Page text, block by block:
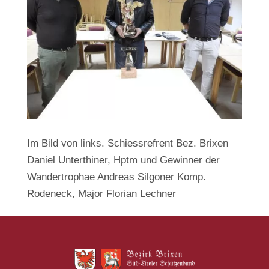
Im Bild von links. Schiessrefrent Bez. Brixen
Daniel Unterthiner, Hptm und Gewinner der
Wandertrophae Andreas Silgoner Komp.
Rodeneck, Major Florian Lechner